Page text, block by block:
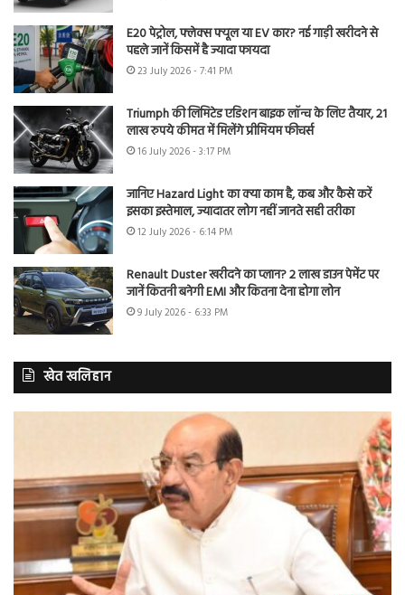
E20 पेट्रोल, फ्लेक्स फ्यूल या EV कार? नई गाड़ी खरीदने से
पहले जानें किसमें है ज्यादा फायदा
23 July 2026 - 7:41 PM
Triumph की लिमिटेड एडिशन बाइक लॉन्च के लिए तैयार, 21
लाख रुपये कीमत में मिलेंगे प्रीमियम फीचर्स
16 July 2026 - 3:17 PM
जानिए Hazard Light का क्या काम है, कब और कैसे करें
इसका इस्तेमाल, ज्यादातर लोग नहीं जानते सही तरीका
12 July 2026 - 6:14 PM
Renault Duster खरीदने का प्लान? 2 लाख डाउन पेमेंट पर
जानें कितनी बनेगी EMI और कितना देना होगा लोन
9 July 2026 - 6:33 PM
खेत खलिहान